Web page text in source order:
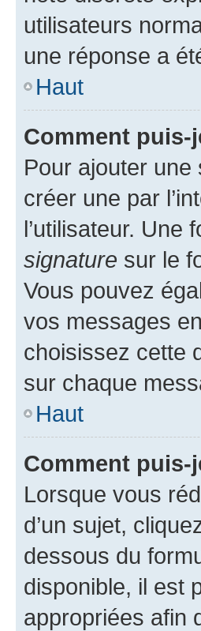
utilisateurs
une réponse a
Haut
Comment puis-
Pour ajouter une
créer une par
l’utilisateur.
signature sur le
Vous pouvez
vos messages
choisissez cette
sur chaque
Haut
Comment puis-
Lorsque vous
d’un sujet,
dessous du
disponible, il est
appropriées afin